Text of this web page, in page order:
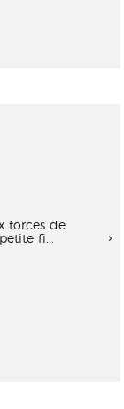
forces de
fi...